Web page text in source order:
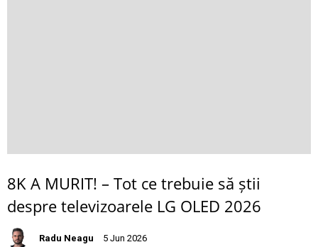
8K A MURIT! – Tot ce trebuie să știi
despre televizoarele LG OLED 2026
Radu Neagu 5 Jun 2026